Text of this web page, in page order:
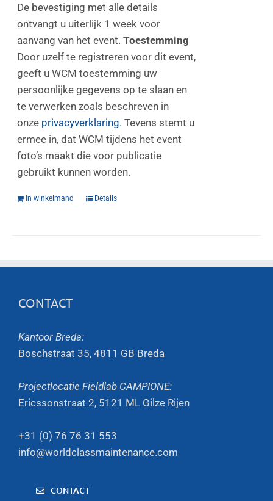
De bevestiging met alle details
ontvangt u uiterlijk 1 week voor
aanvang van het event.Toestemming
Door uzelf te registreren voor dit event,
geeft u WCM toestemming uw
persoonlijke gegevens op te slaan en
te verwerken zoals beschreven in
onze privacyverklaring. Tevens stemt u
ermee in, dat WCM tijdens het event
foto’s maakt die voor publicatie
gebruikt kunnen worden.
In winkelmand Details
CONTACT
Kantoor Breda:
Boschstraat 35, 4811 GB Breda
Projectlocatie Fieldlab CAMPIONE:
Ericssonstraat 2, 5121 ML Gilze Rijen
+31 (0) 76 76 31 553
info@worldclassmaintenance.com
CONTACT